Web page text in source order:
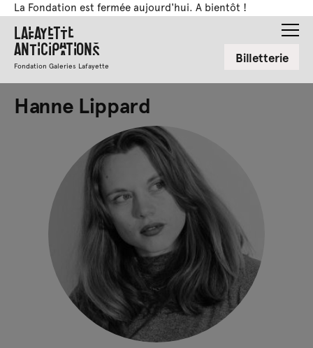
La Fondation est fermée aujourd'hui. A bientôt !
Lafayette
Anticipations
Fondation Galeries Lafayette Billetterie
Hanne Lippard